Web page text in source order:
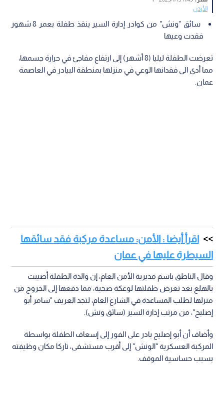
الأردن
سائق "ونش" من كوادر إدارة السير ينقذ طفلة بعمر 8 شهور
فقدت وعيها
تعرضت الطفلة ليليا (8 أشهر) إلى ارتفاع مفاجئ في حرارة جسمها،
مما أدى الى فقدانها الوعي في منزلها بمنطقة البيادر في العاصمة
عمان.
اقرأ أيضا : الأمن: مساعدة مركبة فقد سائقها
السيطرة عليها في عمان
وقال الناطق باسم مديرية الأمن العام، إن والدة الطفلة أصيبت
بالهلع بعد تعرض طفلتها لوعكة صحية، مما دفعها إلى الخروج من
منزلها لطلب المساعدة في الشارع العام، لتجد العريف "سامر أبو
إصليح"، من مرتب إدارة السير (سائق ونش).
وأضاف أن أبو إصليح بادر على الفور إلى إسعاف الطفلة بواسطة
المركبة العسكرية "الونش" إلى أقرب مستشفى، تاركا مكان وظيفته
بسبب حساسية الموقف.